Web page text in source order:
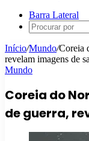
Barra Lateral
Início/Mundo/Coreia
revelam imagens de
Mundo
Coreia do
de guerra,